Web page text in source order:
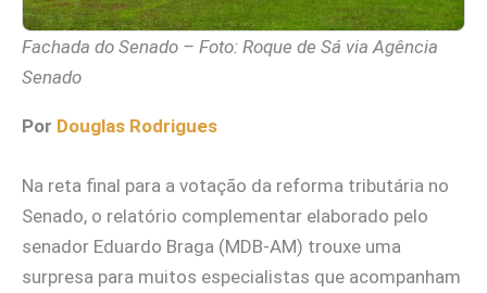
Fachada do Senado – Foto: Roque de Sá via Agência
Senado
Por Douglas Rodrigues
Na reta final para a votação da reforma tributária no
Senado, o relatório complementar elaborado pelo
senador Eduardo Braga (MDB-AM) trouxe uma
surpresa para muitos especialistas que acompanham